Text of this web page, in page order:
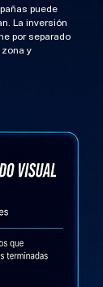
puede
La inversión
por separado
y